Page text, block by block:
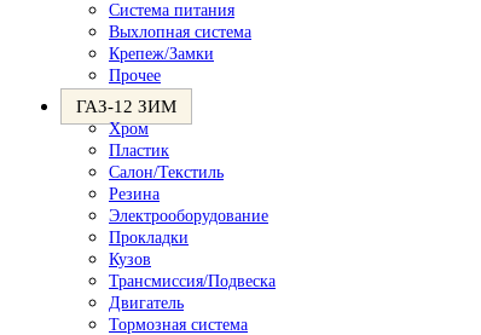
Система питания
Выхлопная система
Крепеж/Замки
Прочее
ГАЗ-12 ЗИМ
Хром
Пластик
Салон/Текстиль
Резина
Электрооборудование
Прокладки
Кузов
Трансмиссия/Подвеска
Двигатель
Тормозная система